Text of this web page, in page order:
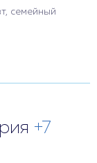
семейный
+7